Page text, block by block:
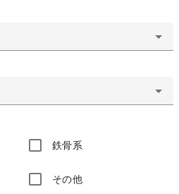
鉄骨系
その他